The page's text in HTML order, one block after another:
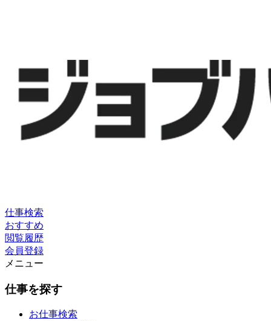
仕事検索
おすすめ
閲覧履歴
会員登録
メニュー
仕事を探す
お仕事検索